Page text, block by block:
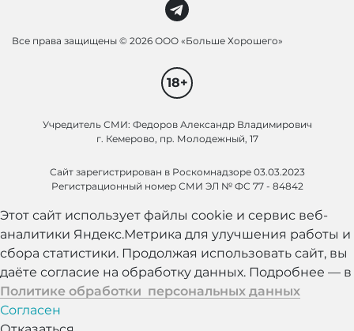
Все права защищены © 2026 ООО «Больше Хорошего»
18+
Учредитель СМИ: Федоров Александр Владимирович
г. Кемерово, пр. Молодежный, 17
Сайт зарегистрирован в Роскомнадзоре 03.03.2023
Регистрационный номер СМИ ЭЛ № ФС 77 - 84842
Этот сайт использует файлы cookie и сервис веб-
аналитики Яндекс.Метрика для улучшения работы и
сбора статистики. Продолжая использовать сайт, вы
даёте согласие на обработку данных. Подробнее — в
Политике обработки персональных данных
Согласен